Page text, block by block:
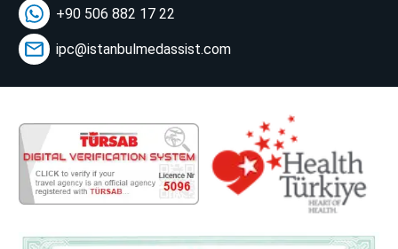
+90 506 882 17 22
ipc@istanbulmedassist.com